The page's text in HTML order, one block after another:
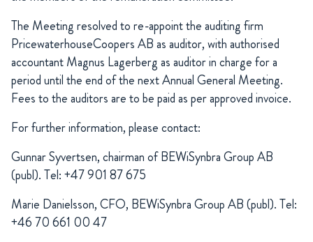
The Meeting resolved to re-appoint the auditing firm
PricewaterhouseCoopers AB as auditor, with authorised
accountant Magnus Lagerberg as auditor in charge for a
period until the end of the next Annual General Meeting.
Fees to the auditors are to be paid as per approved invoice.
For further information, please contact:
Gunnar Syvertsen, chairman of BEWiSynbra Group AB
(publ). Tel: +47 901 87 675
Marie Danielsson, CFO, BEWiSynbra Group AB (publ). Tel:
+46 70 661 00 47